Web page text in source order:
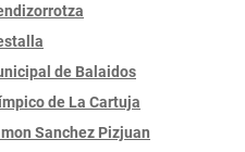
de Balaidos
de La Cartuja
Sanchez Pizjuan